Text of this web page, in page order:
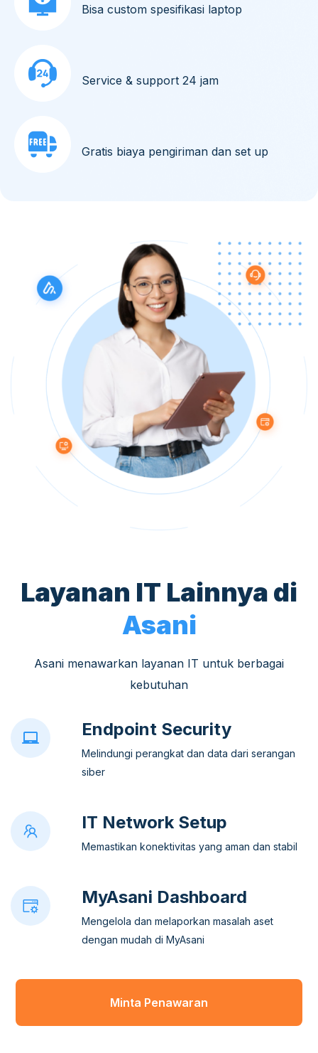
Bisa custom spesifikasi laptop
Service & support 24 jam
Gratis biaya pengiriman dan set up
Layanan IT Lainnya di
Asani
Asani menawarkan layanan IT untuk berbagai
kebutuhan
Endpoint Security
Melindungi perangkat dan data dari serangan
siber
IT Network Setup
Memastikan konektivitas yang aman dan stabil
MyAsani Dashboard
Mengelola dan melaporkan masalah aset
dengan mudah di MyAsani
Minta Penawaran